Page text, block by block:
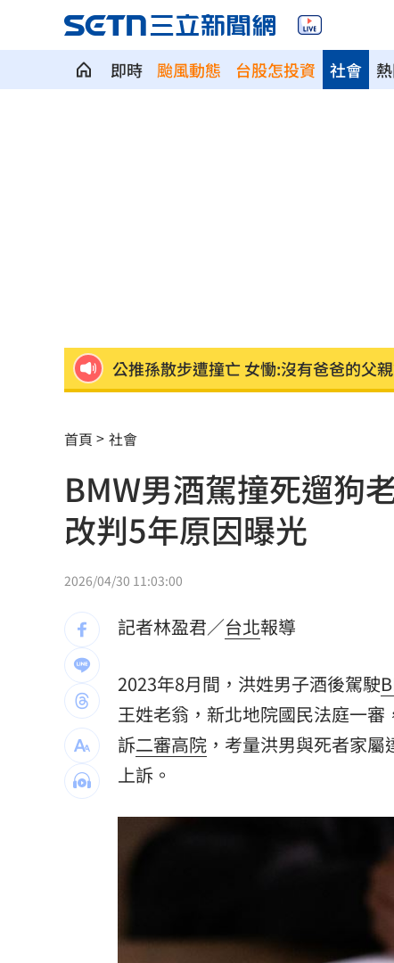
即時 颱風動態 台股怎投資 社會
台南大貨車、自小客事故 1名駕駛死亡
龍藏經7折仍要131.6萬 他原價現金秒
99歲婆婆「月花35萬」！66歲媳無法退休
外野僅是短暫快樂 餅總曝張皓崴終極目
想靠正二翻本？ 達人教戰槓反ETF心法
一軍不是來跑龍套 餅總對新人不手下
靠2根鐵軌橫掃AI鏈 川湖財報衝上萬
演習硬上路還無照！鳳山女慘收10萬單
孫易磊登板2局2K無失分！ 飆156公里
直擊／NEWBEAT高雄首秀 震胸舞全場
傅家接班人幕僚酒駕遭移送！公所火速
台灣彩券開獎直播中 20:31
首頁 社會
BMW男酒駕撞死遛
改判5年原因曝光
2026/04/30 11:03:00
記者林盈君／台北報導
2023年8月間，洪姓男子酒後駕駛
王姓老翁，新北地院國民法庭一
訴二審高院 ，考量洪男與死者家
上訴。